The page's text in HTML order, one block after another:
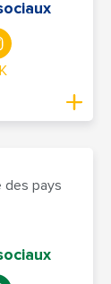
des pays